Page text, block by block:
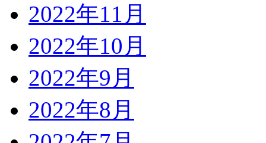
2022年11月
2022年10月
2022年9月
2022年8月